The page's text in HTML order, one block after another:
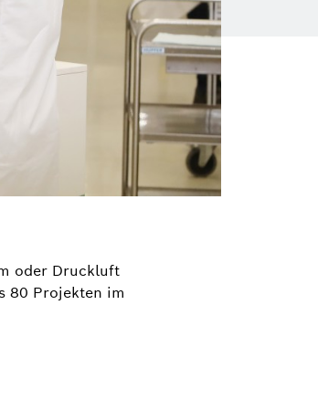
oder Druckluft
80 Projekten im